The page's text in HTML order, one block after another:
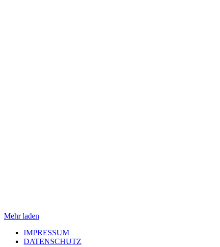
Mehr laden
IMPRESSUM
DATENSCHUTZ